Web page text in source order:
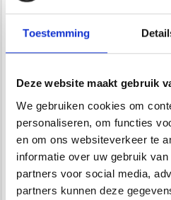
Toestemming
Deze website maakt gebruik
We gebruiken cookies om
personaliseren, om functies
en om ons websiteverkeer te
informatie over uw gebruik
partners voor social media,
partners kunnen deze
SCHEEPJES
SCRUMPTIOUS
EUR 3.90